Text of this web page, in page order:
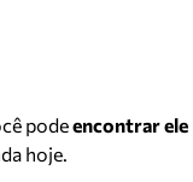
podeencontrar ele
hoje.